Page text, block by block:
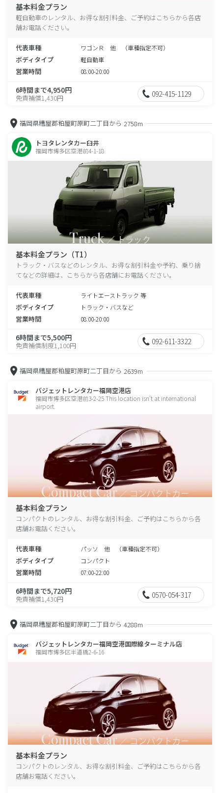
基本料金プラン
軽自動車のレンタル、お得な割引料金、ご予約はこちらから各店
舗お電話ください。
代表車種 ワゴンＲ 他 （車種指定不可）
ボディタイプ 軽自動車
営業時間 08:00-20:00
6時間まで4,950円
免責補償1,430円 092-415-1129
福岡県糟屋郡粕屋町原町二丁目から 2758m
トヨタレンタカー臼井
福岡市博多区空港前4-1-18
基本料金プラン（T1）
トラック・バスなどのレンタル、お得な割引料金や予約、乗り捨
てなどの詳細は、こちらから各店舗にお電話ください。
代表車種 ライトエーストラック 等
ボディタイプ トラック・バスなど
営業時間 08:00-20:00
6時間まで5,500円
免責補償制度1,100円 092-611-3322
福岡県糟屋郡粕屋町原町二丁目から 2639m
バジェットレンタカー福岡空港店
福岡市博多区空港前3-2-25 This location isn't at international
airport.
基本料金プラン
コンパクトのレンタル、お得な割引料金、ご予約はこちらから各
店舗お電話ください。
代表車種 パッソ 他 （車種指定不可）
ボディタイプ コンパクト
営業時間 07:00-22:00
6時間まで5,720円
免責補償1,430円 0570-054-317
福岡県糟屋郡粕屋町原町二丁目から 4288m
バジェットレンタカー福岡空港国際線ターミナル店
福岡市博多区半道橋2-6-16
基本料金プラン
コンパクトのレンタル、お得な割引料金、ご予約はこちらから各
店舗お電話ください。